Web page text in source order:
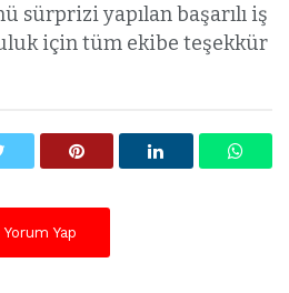
sürprizi yapılan başarılı iş
için tüm ekibe teşekkür
Yorum Yap